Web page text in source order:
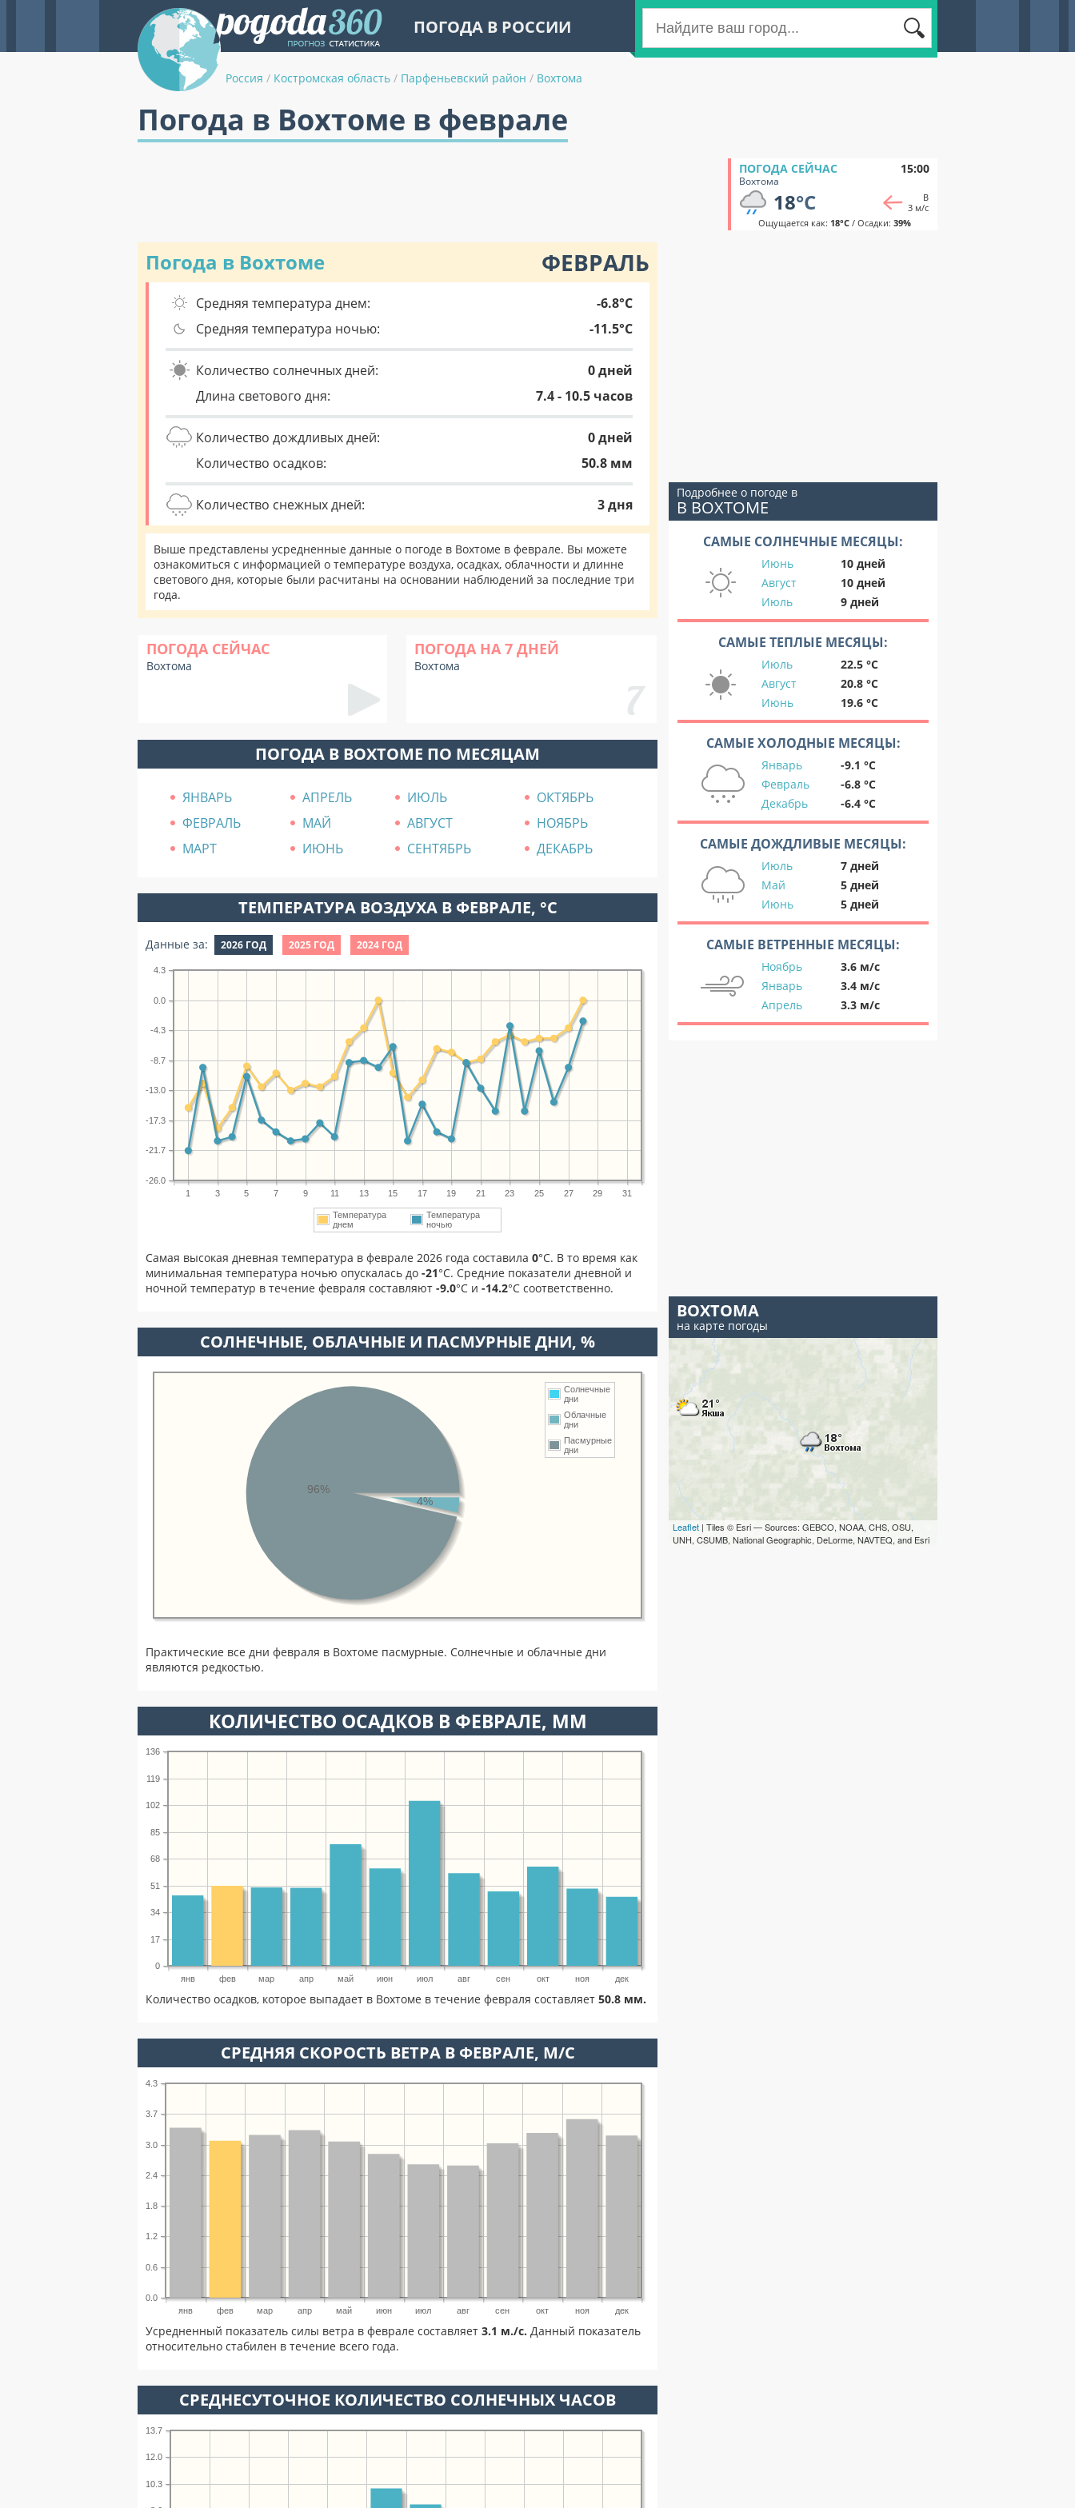
ПОГОДА В РОССИИ
Россия / Костромская область / Парфеньевский район / Вохтома
Погода в Вохтоме в феврале
ПОГОДА СЕЙЧАС 15:00
Вохтома
18°C
В
3 м/с
Ощущается как: 18°C/ Осадки: 39%
Погода в Вохтоме ФЕВРАЛЬ
Средняя температура днем:
-6.8°C
Средняя температура ночью:
-11.5°C
Количество солнечных дней:
0 дней
Длина светового дня:
7.4 - 10.5 часов
Количество дождливых дней:
0 дней
Количество осадков:
50.8 мм
Количество снежных дней: 3 дня
Выше представлены усредненные данные о погоде в Вохтоме в феврале. Вы можете
ознакомиться с информацией о температуре воздуха, осадках, облачности и длинне
светового дня, которые были расчитаны на основании наблюдений за последние три
года.
ПОГОДА СЕЙЧАС
Вохтома
ПОГОДА НА 7 ДНЕЙ
Вохтома
ПОГОДА В ВОХТОМЕ ПО МЕСЯЦАМ
ЯНВАРЬ АПРЕЛЬ ИЮЛЬ
ОКТЯБРЬ
ФЕВРАЛЬ
МАЙ АВГУСТ
НОЯБРЬ
МАРТ
ИЮНЬ СЕНТЯБРЬ ДЕКАБРЬ
ТЕМПЕРАТУРА ВОЗДУХА В ФЕВРАЛЕ, °C
Данные за: 2026 ГОД 2025 ГОД 2024 ГОД
1 3 5 7 9 11 13 15 17 19 21 23 25 27 29 31
-26.0
-21.7
-17.3
-13.0
-8.7
-4.3
0.0
4.3
Температура
днем
Температура
ночью
Самая высокая дневная температура в феврале 2026 года составила 0°С. В то время как
минимальная температура ночью опускалась до -21°C. Средние показатели дневной и
ночной температур в течение февраля составляют -9.0°С и -14.2°С соответственно.
CОЛНЕЧНЫЕ, ОБЛАЧНЫЕ И ПАСМУРНЫЕ ДНИ, %
Солнечные
дни
Облачные
дни
Пасмурные
дни
4%
96%
Практические все дни февраля в Вохтоме пасмурные. Солнечные и облачные дни
являются редкостью.
КОЛИЧЕСТВО ОСАДКОВ В ФЕВРАЛЕ, ММ
янв фев мар апр май июн июл авг сен окт ноя дек
0
17
34
51
68
85
102
119
136
Количество осадков, которое выпадает в Вохтоме в течение февраля составляет 50.8 мм.
СРЕДНЯЯ СКОРОСТЬ ВЕТРА В ФЕВРАЛЕ, М/С
янв фев мар апр май июн июл авг сен окт ноя дек
0.0
0.6
1.2
1.8
2.4
3.0
3.7
4.3
Усредненный показатель силы ветра в феврале составляет 3.1 м./с. Данный показатель
относительно стабилен в течение всего года.
СРЕДНЕСУТОЧНОЕ КОЛИЧЕСТВО СОЛНЕЧНЫХ ЧАСОВ
10.3
12.0
13.7
Подробнее о погоде в
В ВОХТОМЕ
САМЫЕ СОЛНЕЧНЫЕ МЕСЯЦЫ:
Июнь
10 дней
Август
10 дней
Июль
9 дней
САМЫЕ ТЕПЛЫЕ МЕСЯЦЫ:
Июль
22.5 °C
Август
20.8 °C
Июнь
19.6 °C
САМЫЕ ХОЛОДНЫЕ МЕСЯЦЫ:
Январь
-9.1 °C
Февраль
-6.8 °C
Декабрь
-6.4 °C
САМЫЕ ДОЖДЛИВЫЕ МЕСЯЦЫ:
Июль
7 дней
Май
5 дней
Июнь
5 дней
САМЫЕ ВЕТРЕННЫЕ МЕСЯЦЫ:
Ноябрь
3.6 м/с
Январь
3.4 м/с
Апрель
3.3 м/с
ВОХТОМА
на карте погоды
Leaflet | Tiles © Esri — Sources: GEBCO, NOAA, CHS, OSU,
UNH, CSUMB, National Geographic, DeLorme, NAVTEQ, and Esri